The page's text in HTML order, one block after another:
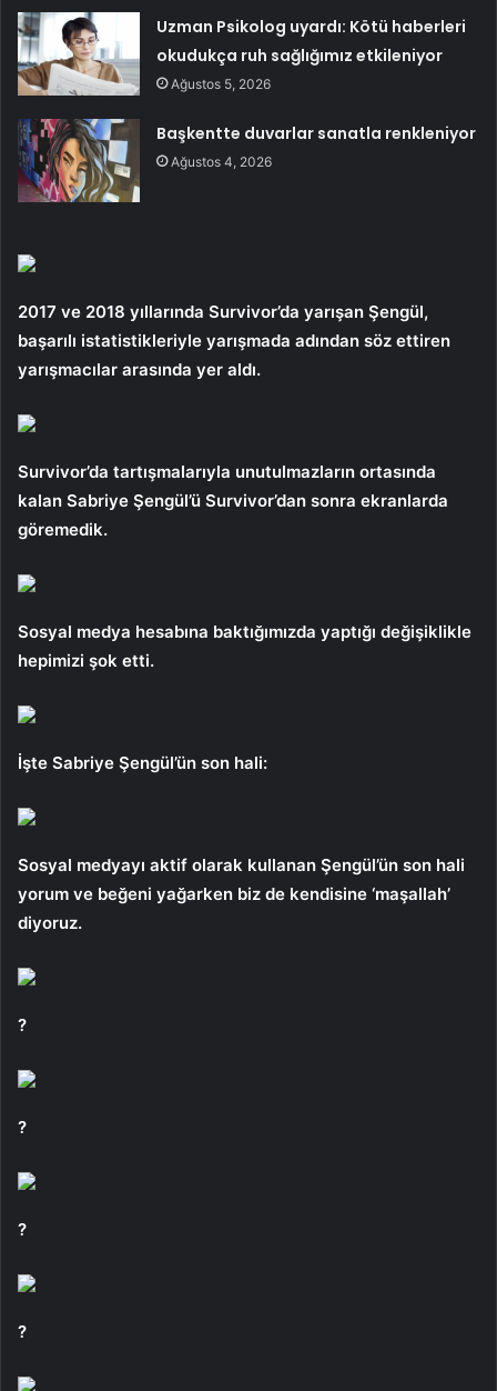
Uzman Psikolog uyardı: Kötü haberleri
okudukça ruh sağlığımız etkileniyor
Ağustos 5, 2026
Başkentte duvarlar sanatla renkleniyor
Ağustos 4, 2026
2017 ve 2018 yıllarında Survivor’da yarışan Şengül,
başarılı istatistikleriyle yarışmada adından söz ettiren
yarışmacılar arasında yer aldı.
Survivor’da tartışmalarıyla unutulmazların ortasında
kalan Sabriye Şengül’ü Survivor’dan sonra ekranlarda
göremedik.
Sosyal medya hesabına baktığımızda yaptığı değişiklikle
hepimizi şok etti.
İşte Sabriye Şengül’ün son hali:
Sosyal medyayı aktif olarak kullanan Şengül’ün son hali
yorum ve beğeni yağarken biz de kendisine ‘maşallah’
diyoruz.
?
?
?
?